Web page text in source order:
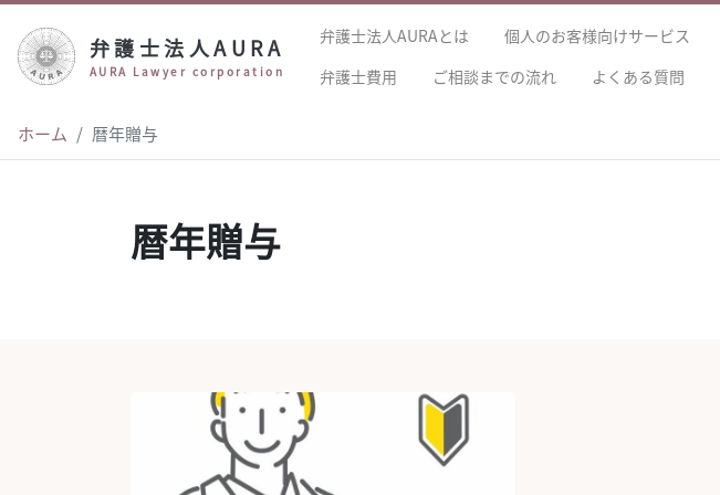
弁護士法人AURA
AURA Lawyer corporation
弁護士法人AURAとは 個人のお客様向けサービス
弁護士費用
ご相談までの流れ よくある質問
ホーム 暦年贈与
暦年贈与